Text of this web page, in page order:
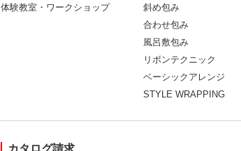
体験教室・ワークショップ
斜め包み
合わせ包み
風呂敷包み
リボンテクニック
ベーシックアレンジ
STYLE WRAPPING
カタログ請求